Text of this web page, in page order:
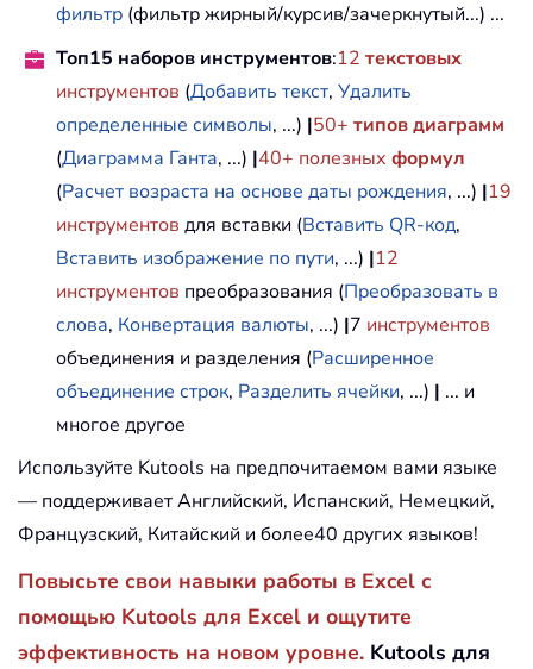
фильтр (фильтр жирный/курсив/зачеркнутый...) ...
Топ15 наборов инструментов:12 текстовых
инструментов (Добавить текст, Удалить
определенные символы, ...) |50+ типов диаграмм
(Диаграмма Ганта, ...) |40+ полезных формул
(Расчет возраста на основе даты рождения, ...) |19
инструментов для вставки (Вставить QR-код,
Вставить изображение по пути, ...) |12
инструментов преобразования (Преобразовать в
слова, Конвертация валюты, ...) |7 инструментов
объединения и разделения (Расширенное
объединение строк, Разделить ячейки, ...) | ... и
многое другое
Используйте Kutools на предпочитаемом вами языке
— поддерживает Английский, Испанский, Немецкий,
Французский, Китайский и более40 других языков!
Повысьте свои навыки работы в Excel с
помощью Kutools для Excel и ощутите
эффективность на новом уровне. Kutools для